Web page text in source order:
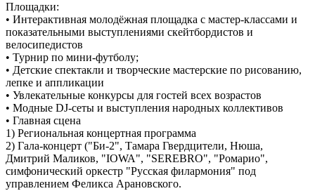
Площадки:
• Интерактивная молодёжная площадка с мастер-классами и
показательными выступлениями скейтбордистов и
велосипедистов
• Турнир по мини-футболу;
• Детские спектакли и творческие мастерские по рисованию,
лепке и аппликации
• Увлекательные конкурсы для гостей всех возрастов
• Модные DJ-сеты и выступления народных коллективов
• Главная сцена
1) Региональная концертная программа
2) Гала-концерт ("Би-2", Тамара Гвердцители, Нюша,
Дмитрий Маликов, "IOWA", "SEREBRO", "Ромарио",
симфонический оркестр "Русская филармония" под
управлением Феликса Арановского.